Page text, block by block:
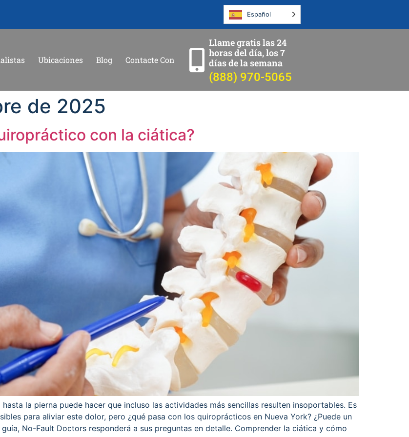
Español
Ubicaciones Blog Contacte Con
Llame gratis las 24
horas del día, los 7
días de la semana
(888) 970-5065
de 2025
con la ciática?
la pierna puede hacer que incluso las actividades más sencillas resulten insoportables. Es
para aliviar este dolor, pero ¿qué pasa con los quiroprácticos en Nueva York? ¿Puede un
No-Fault Doctors responderá a sus preguntas en detalle. Comprender la ciática y cómo